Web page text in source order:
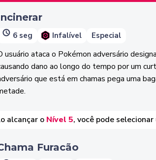
6 seg Infalível Especial
usuário ataca o Pokémon adversário
dano ao longo do tempo por um
que está em chamas pega uma
alcançar o Nível 5, você pode
Furacão